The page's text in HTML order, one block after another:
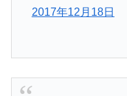
2017年12月18日